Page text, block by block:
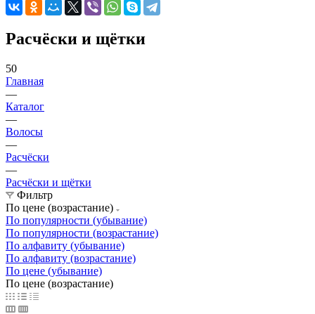
Расчёски и щётки
50
Главная
—
Каталог
—
Волосы
—
Расчёски
—
Расчёски и щётки
Фильтр
По цене (возрастание)
По популярности (убывание)
По популярности (возрастание)
По алфавиту (убывание)
По алфавиту (возрастание)
По цене (убывание)
По цене (возрастание)